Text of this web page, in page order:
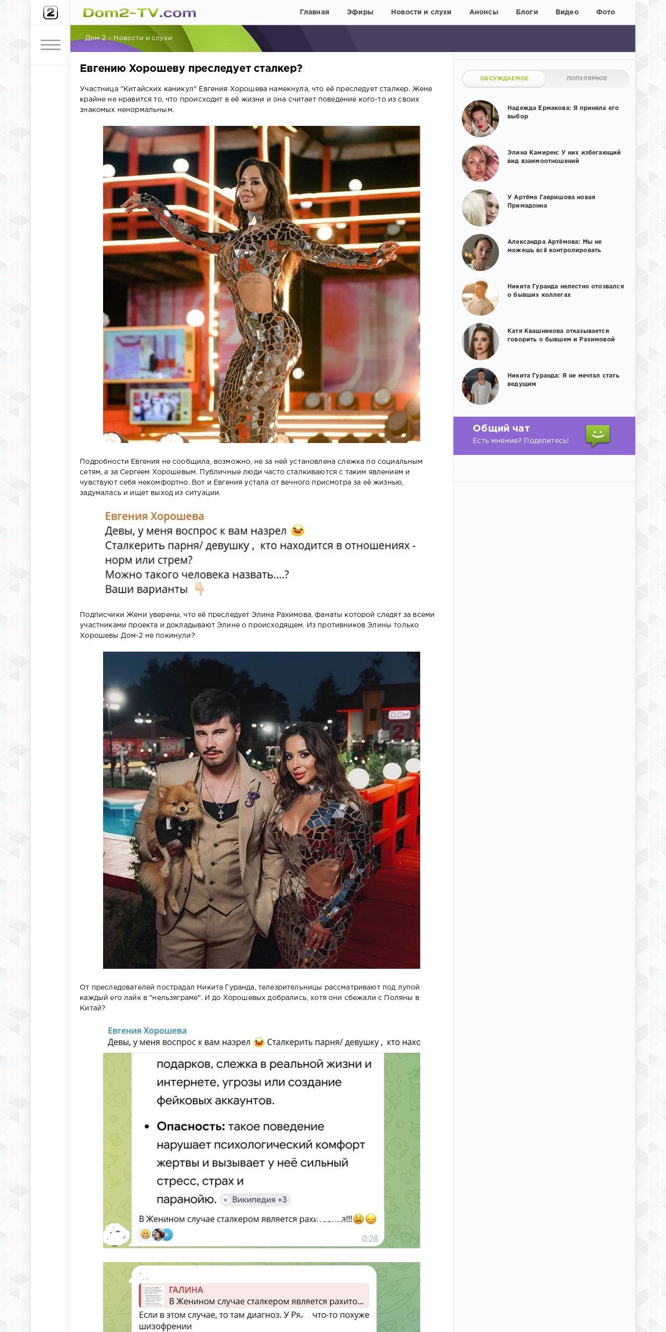
Главная Эфиры Новости и слухи Анонсы Блоги Видео Фото
Дом-2 » Новости и слухи
Евгению Хорошеву преследует сталкер?
Участница "Китайских каникул" Евгения Хорошева намекнула, что её преследует сталкер. Жене
крайне не нравится то, что происходит в её жизни и она считает поведение кого-то из своих
знакомых ненормальным.
Подробности Евгения не сообщила, возможно, не за ней установлена слежка по социальным
сетям, а за Сергеем Хорошевым. Публичные люди часто сталкиваются с таким явлением и
чувствуют себя некомфортно. Вот и Евгения устала от вечного присмотра за её жизнью,
задумалась и ищет выход из ситуации.
Подписчики Жени уверены, что её преследует Элина Рахимова, фанаты которой следят за всеми
участниками проекта и докладывают Элине о происходящем. Из противников Элины только
Хорошевы Дом-2 не покинули?
От преследователей пострадал Никита Гуранда, телезрительницы рассматривают под лупой
каждый его лайк в "нельзяграме". И до Хорошевых добрались, хотя они сбежали с Поляны в
Китай?
ОБСУЖДАЕМОЕ ПОПУЛЯРНОЕ
Надежда Ермакова: Я приняла его
выбор
Элина Камирен: У них избегающий
вид взаимоотношений
У Артёма Гавришова новая
Примадонна
Александра Артёмова: Мы не
можешь всё контролировать
Никита Гуранда нелестно отозвался
о бывших коллегах
Катя Квашникова отказывается
говорить о бывшем и Рахимовой
Никита Гуранда: Я не мечтал стать
ведущим
Общий чат
Есть мнение? Поделитесь!